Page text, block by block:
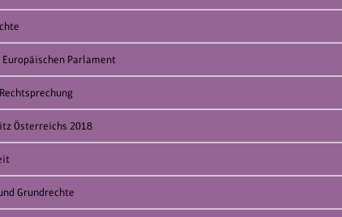
Parlament
Österreichs 2018
Grundrechte